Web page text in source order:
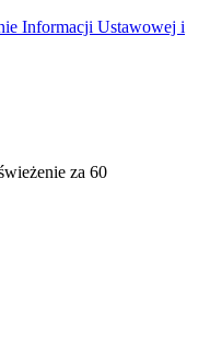
Informacji Ustawowej i
za 60